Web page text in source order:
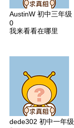
AustinW 初中三年级
0
我来看看在哪里
dede302 初中一年级